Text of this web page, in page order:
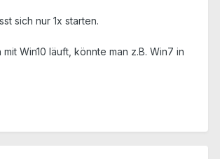
sich nur 1x starten.
Win10 läuft, könnte man z.B. Win7 in